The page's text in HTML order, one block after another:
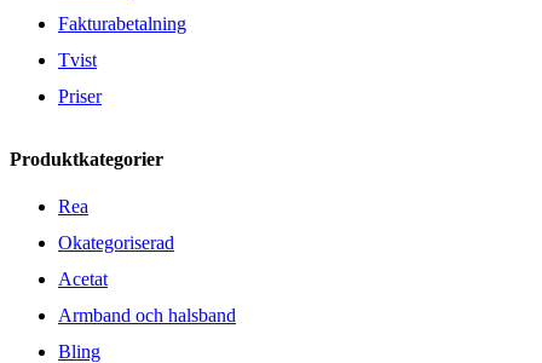
Fakturabetalning
Tvist
Priser
Produktkategorier
Rea
Okategoriserad
Acetat
Armband och halsband
Bling